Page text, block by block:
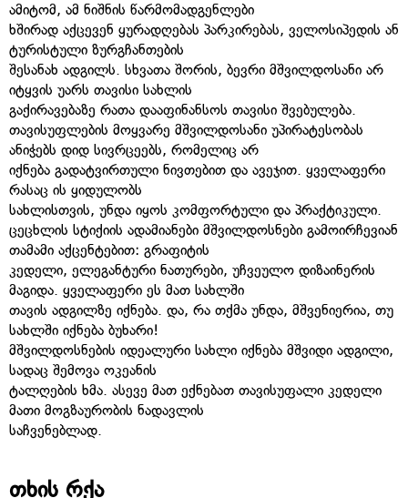
ამიტომ, ამ ნიშნის წარმომადგენლები
ხშირად აქცევენ ყურადღებას პარკირებას, ველოსიპედის ან
ტურისტული ზურგჩანთების
შესანახ ადგილს. სხვათა შორის, ბევრი მშვილდოსანი არ
იტყვის უარს თავისი სახლის
გაქირავებაზე რათა დააფინანსოს თავისი შვებულება.
თავისუფლების მოყვარე მშვილდოსანი უპირატესობას
ანიჭებს დიდ სივრცეებს, რომელიც არ
იქნება გადატვირთული ნივთებით და ავეჯით. ყველაფერი
რასაც ის ყიდულობს
სახლისთვის, უნდა იყოს კომფორტული და პრაქტიკული.
ცეცხლის სტიქიის ადამიანები მშვილდოსნები გამოირჩევიან
თამამი აქცენტებით: გრაფიტის
კედელი, ელეგანტური ნათურები, უჩვეულო დიზაინერის
მაგიდა. ყველაფერი ეს მათ სახლში
თავის ადგილზე იქნება. და, რა თქმა უნდა, მშვენიერია, თუ
სახლში იქნება ბუხარი!
მშვილდოსნების იდეალური სახლი იქნება მშვიდი ადგილი,
სადაც შემოვა ოკეანის
ტალღების ხმა. ასევე მათ ექნებათ თავისუფალი კედელი
მათი მოგზაურობის ნადავლის
საჩვენებლად.
თხის რქა